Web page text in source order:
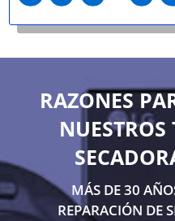
RAZONES
NUESTROS
MÁS DE 30
REPARACIÓN DE